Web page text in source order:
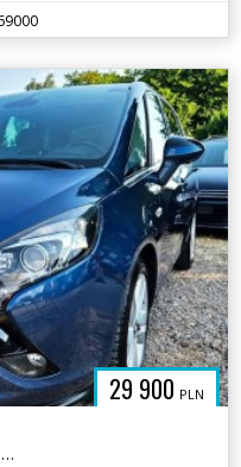
29 900 PLN
BENZYNA * skóra * AUTOMAT * panorama * super * okazja * 170KM